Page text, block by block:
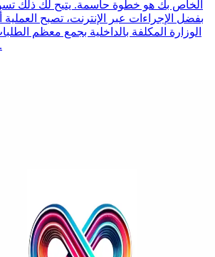
الخاص بك هو خطوة حاسمة. يتيح لك ذلك
بفضل الإجراءات عبر الإنترنت، تصبح
الوزارة المكلفة بالداخلية بجمع معظم